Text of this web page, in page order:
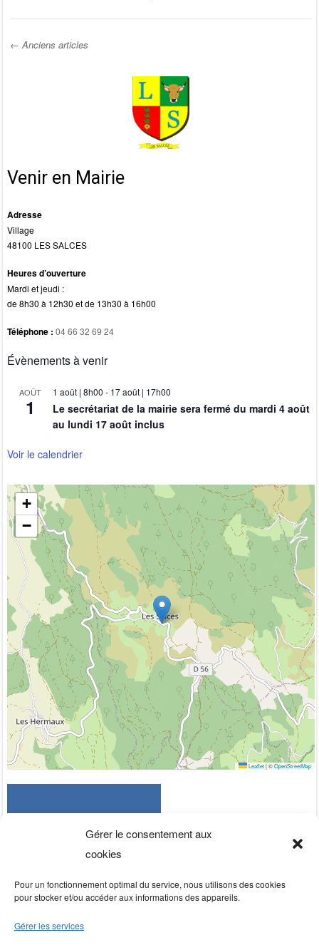
Gérer le consentement aux
cookies
Pour un fonctionnement optimal du service, nous utilisons des cookies
pour stocker et/ou accéder aux informations des appareils.
Gérer les services
c
e
b
st
o
d
ailta
g
Post navigation
← Anciens articles
Venir en Mairie
Adresse
Village
48100 LES SALCES
Heures d’ouverture
Mardi et jeudi :
de 8h30 à 12h30 et de 13h30 à 16h00
Téléphone : 04 66 32 69 24
Évènements à venir
AOÛT
1
1 août | 8h00 - 17 août | 17h00
Le secrétariat de la mairie sera fermé du mardi 4 août
au lundi 17 août inclus
Voir le calendrier
+
−
Leaflet |©OpenStreetMap